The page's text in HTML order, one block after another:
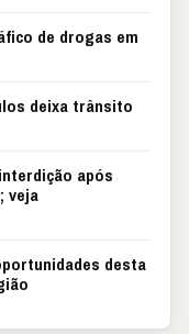
de drogas em
deixa trânsito
após
veja
desta